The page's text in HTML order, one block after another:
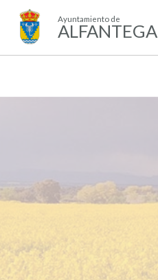
Ayuntamiento de
ALFANTEGA